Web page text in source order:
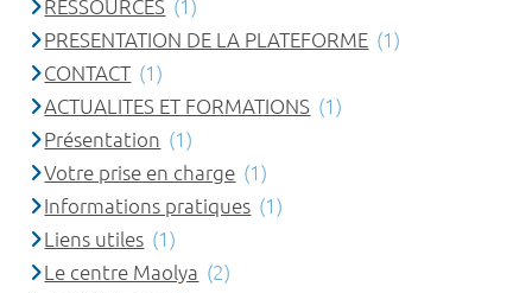
RESSOURCES (1)
PRESENTATION DE LA PLATEFORME (1)
CONTACT (1)
ACTUALITES ET FORMATIONS (1)
Présentation (1)
Votre prise en charge (1)
Informations pratiques (1)
Liens utiles (1)
Le centre Maolya (2)